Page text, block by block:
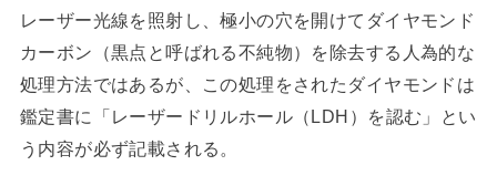
レーザー光線を照射し、極小の穴を開けてダイヤモンド
カーボン（黒点と呼ばれる不純物）を除去する人為的な
処理方法ではあるが、この処理をされたダイヤモンドは
鑑定書に「レーザードリルホール（LDH）を認む」とい
う内容が必ず記載される。